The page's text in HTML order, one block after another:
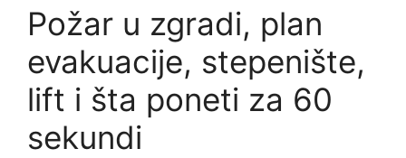
Požar u zgradi, plan
evakuacije, stepenište,
lift i šta poneti za 60
sekundi